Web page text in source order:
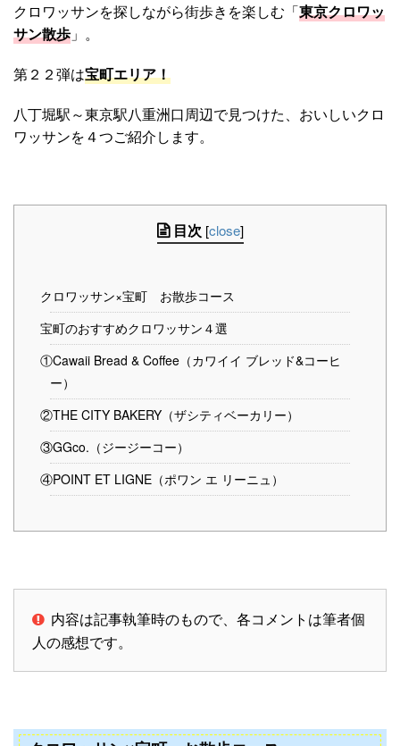
クロワッサンを探しながら街歩きを楽しむ「東京クロワッ
サン散歩 」。
第２２弾は宝町エリア！
八丁堀駅～東京駅八重洲口周辺で見つけた、おいしいクロ
ワッサンを４つご紹介します。
目次 [close]
クロワッサン×宝町 お散歩コース
宝町のおすすめクロワッサン４選
①Cawaii Bread & Coffee（カワイイ ブレッド&コーヒ
ー）
②THE CITY BAKERY（ザシティベーカリー）
③GGco.（ジージーコー）
④POINT ET LIGNE（ポワン エ リーニュ）
内容は記事執筆時のもので、各コメントは筆者個
人の感想です。